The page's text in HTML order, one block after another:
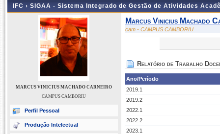
IFC › SIGAA - Sistema Integrado de Gestão de Atividades
MARCUS VINICIUS MACHADO CARNEIRO
CAMPUS CAMBORIU
Perfil Pessoal
Produção Intelectual
Marcus Vinicius Machado
cam - CAMPUS CAMBORIU
Relatório de Trabalho
Ano/Período
2019.1
2019.2
2022.1
2022.2
2023.1